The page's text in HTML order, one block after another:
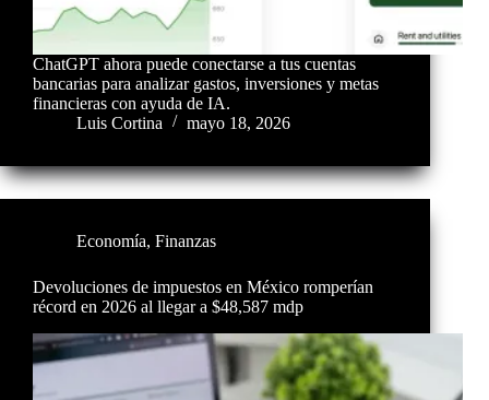
ChatGPT ahora puede conectarse a tus cuentas
bancarias para analizar gastos, inversiones y metas
financieras con ayuda de IA.
Luis Cortina
mayo 18, 2026
Economía, Finanzas
Devoluciones de impuestos en México romperían
récord en 2026 al llegar a $48,587 mdp